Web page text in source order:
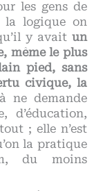
les gens de
la logique on
y avait un
même le plus
pied, sans
civique, la
ne demande
d’éducation,
; elle n’est
la pratique
du moins